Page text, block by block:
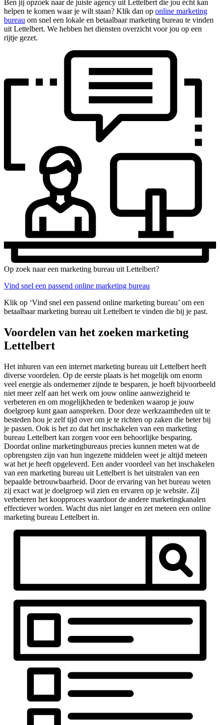
Ben jij opzoek naar de juiste agency uit Lettelbert die jou écht kan
helpen te komen waar je wilt staan? Klik dan op online marketing
bureau om snel een lokale en betaalbaar marketing bureau te vinden
uit Lettelbert. We hebben het diensten overzicht voor jou op een
rijtje gezet.
Op zoek naar een marketing bureau uit Lettelbert?
Vind snel een passend online marketing bureau
Klik op ‘Vind snel een passend online marketing bureau’ om een
betaalbaar marketing bureau uit Lettelbert te vinden die bij je past.
Voordelen van het zoeken marketing
Lettelbert
Het inhuren van een internet marketing bureau uit Lettelbert heeft
diverse voordelen. Op de eerste plaats is het mogelijk om enorm
veel energie als ondernemer zijnde te besparen, je hoeft bijvoorbeeld
niet meer zelf aan het werk om jouw online aanwezigheid te
verbeteren en om mogelijkheden te bedenken waarop je jouw
doelgroep kunt gaan aanspreken. Door deze werkzaamheden uit te
besteden hou je zelf tijd over om je te richten op zaken die beter bij
je passen. Ook is het zo dat het inschakelen van een marketing
bureau Lettelbert kan zorgen voor een behoorlijke besparing.
Doordat online marketingbureaus precies kunnen meten wat de
opbrengsten zijn van hun ingezette middelen weet je altijd meteen
wat het je heeft opgeleverd. Een ander voordeel van het inschakelen
van een marketing bureau uit Lettelbert is het uitstralen van een
bepaalde betrouwbaarheid. Door de ervaring van het bureau weten
zij exact wat je doelgroep wil zien en ervaren op je website. Zij
verbeteren het koopproces waardoor de andere marketingkanalen
effectiever worden. Wacht dus niet langer en zet meteen een online
marketing bureau Lettelbert in.